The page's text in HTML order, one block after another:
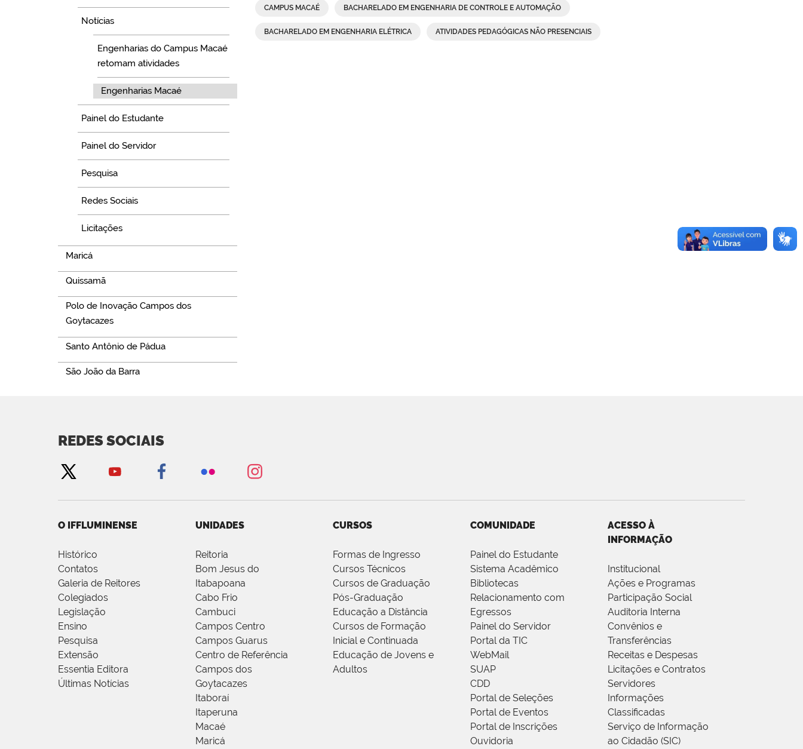
Notícias
Engenharias do Campus Macaé
retomam atividades
Engenharias Macaé
Painel do Estudante
Painel do Servidor
Pesquisa
Redes Sociais
Licitações
Maricá
Quissamã
Polo de Inovação Campos dos
Goytacazes
Santo Antônio de Pádua
São João da Barra
CAMPUS MACAÉ BACHARELADO EM ENGENHARIA DE CONTROLE E AUTOMAÇÃO
BACHARELADO EM ENGENHARIA ELÉTRICA ATIVIDADES PEDAGÓGICAS NÃO PRESENCIAIS
REDES SOCIAIS
O IFFLUMINENSE
Histórico
Contatos
Galeria de Reitores
Colegiados
Legislação
Ensino
Pesquisa
Extensão
Essentia Editora
Últimas Notícias
UNIDADES
Reitoria
Bom Jesus do
Itabapoana
Cabo Frio
Cambuci
Campos Centro
Campos Guarus
Centro de Referência
Campos dos
Goytacazes
Itaboraí
Itaperuna
Macaé
Maricá
CURSOS
Formas de Ingresso
Cursos Técnicos
Cursos de Graduação
Pós-Graduação
Educação a Distância
Cursos de Formação
Inicial e Continuada
Educação de Jovens e
Adultos
COMUNIDADE
Painel do Estudante
Sistema Acadêmico
Bibliotecas
Relacionamento com
Egressos
Painel do Servidor
Portal da TIC
WebMail
SUAP
CDD
Portal de Seleções
Portal de Eventos
Portal de Inscrições
Ouvidoria
ACESSO À
INFORMAÇÃO
Institucional
Ações e Programas
Participação Social
Auditoria Interna
Convênios e
Transferências
Receitas e Despesas
Licitações e Contratos
Servidores
Informações
Classificadas
Serviço de Informação
ao Cidadão (SIC)